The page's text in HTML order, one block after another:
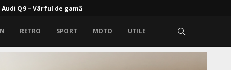
Zeekr 9X cu propulsie electrică și range extender
RETRO SPORT MOTO UTILE